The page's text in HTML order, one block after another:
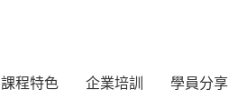
課程特色 企業培訓 學員分享